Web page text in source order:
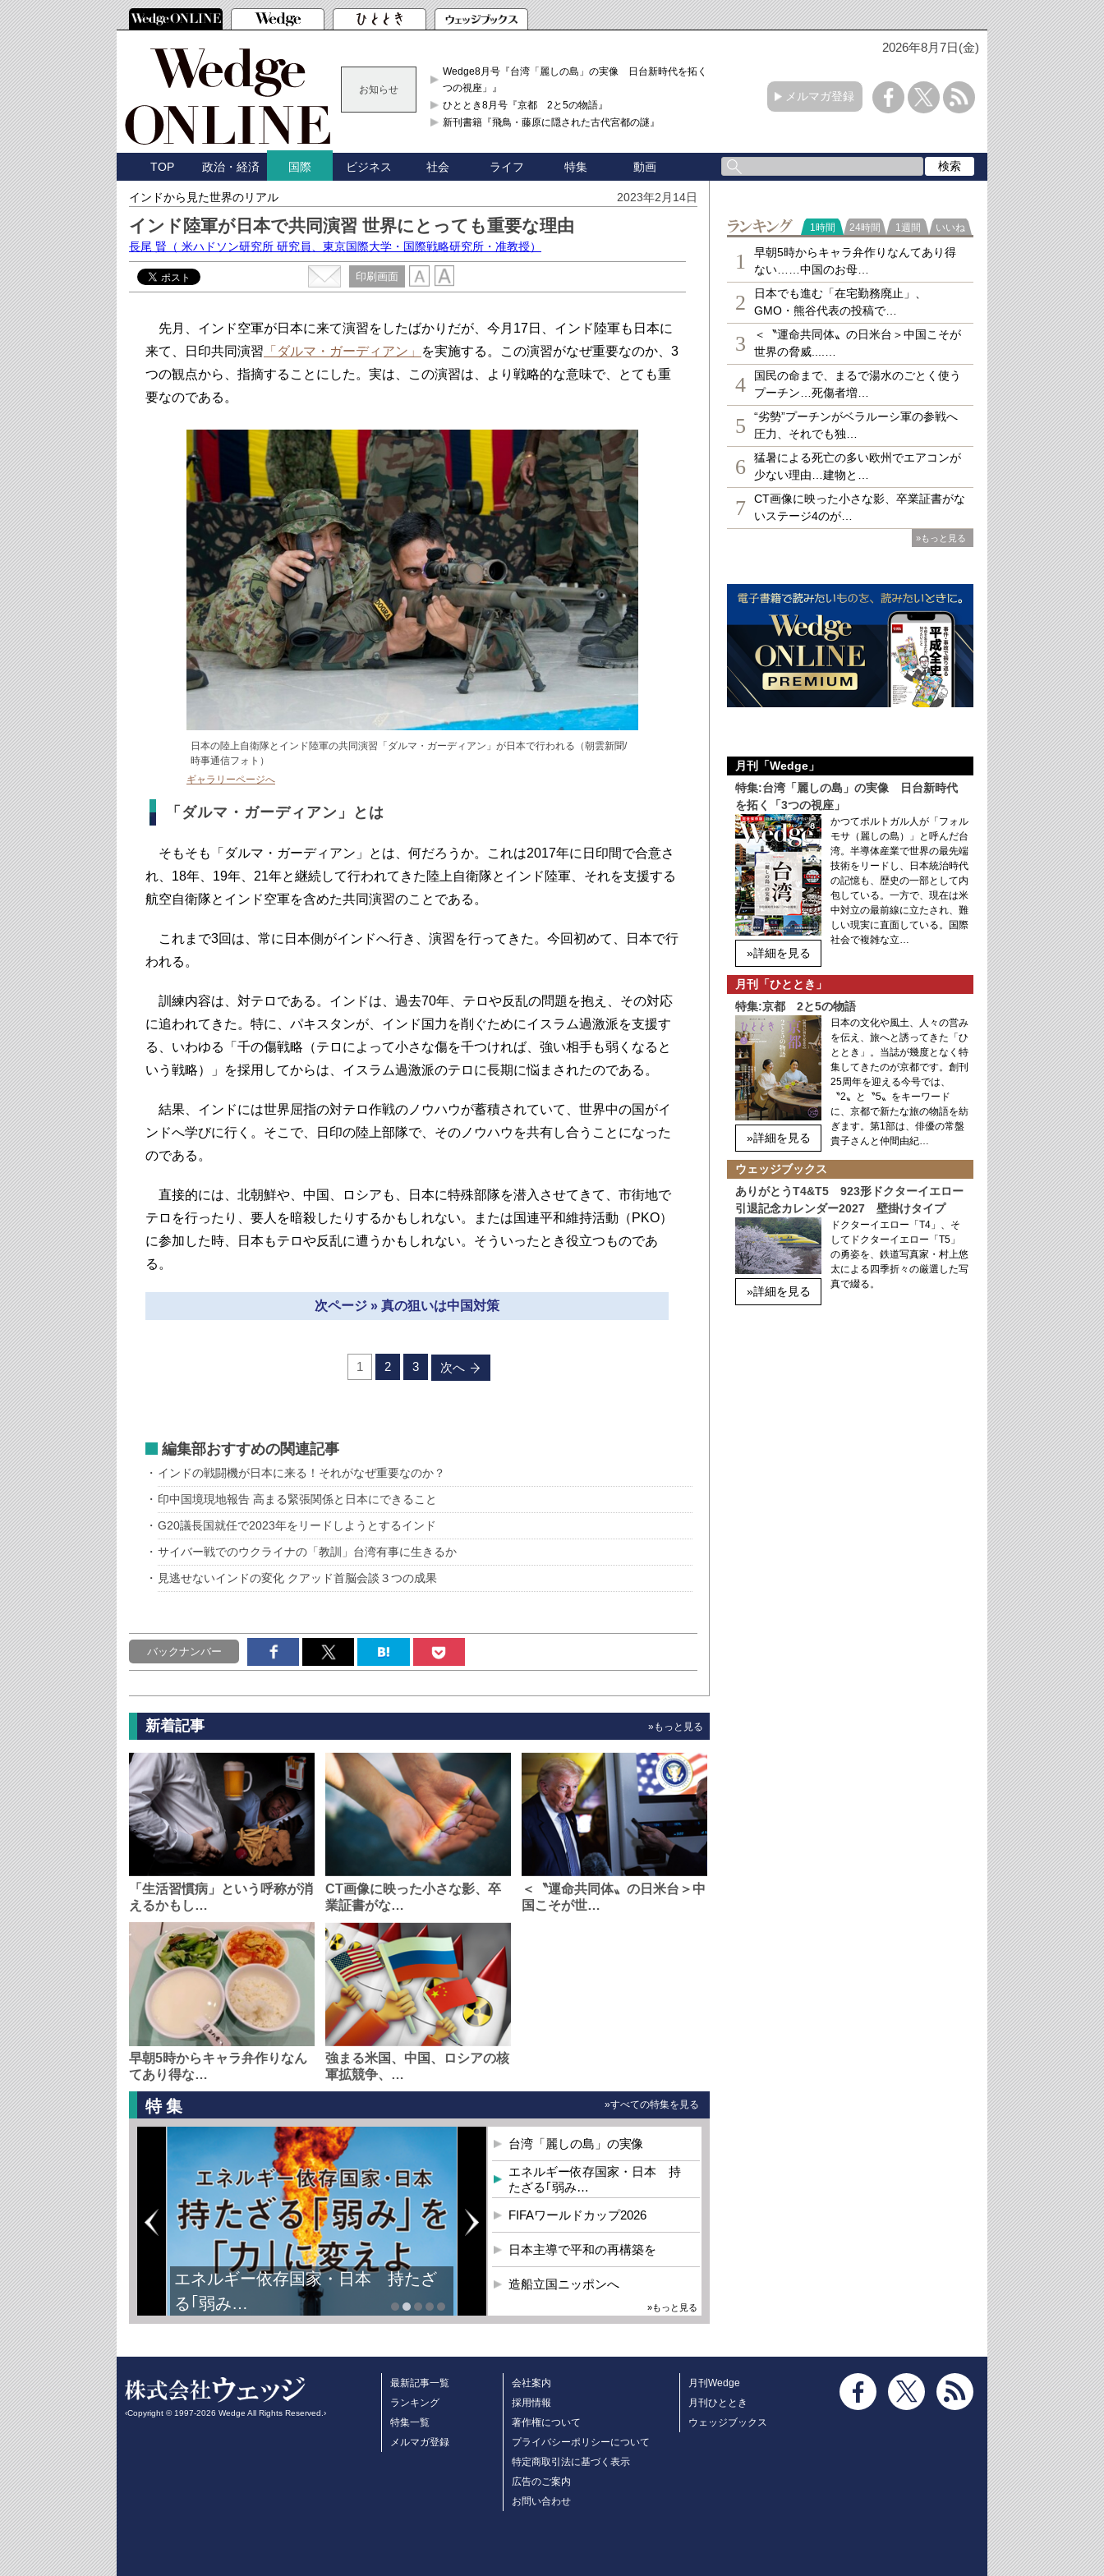
2026年8月7日(金)
お知らせ
Wedge8月号『台湾「麗しの島」の実像 日台新時代を拓く「3
つの視座」』
ひととき8月号『京都 2と5の物語』
新刊書籍『飛鳥・藤原に隠された古代宮都の謎』
メルマガ登録
TOP 政治・経済 国際 ビジネス 社会 ライフ 特集 動画
インドから見た世界のリアル 2023年2月14日
インド陸軍が日本で共同演習 世界にとっても重要な理由
長尾 賢 （ 米ハドソン研究所 研究員、東京国際大学・国際戦略研究所・准教授）
印刷画面
先月、インド空軍が日本に来て演習をしたばかりだが、今月17日、インド陸軍も日本に
来て、日印共同演習 「ダルマ・ガーディアン」
を実施する。この演習がなぜ重要なのか、3
つの観点から、指摘することにした。実は、この演習は、より戦略的な意味で、とても重
要なのである。
日本の陸上自衛隊とインド陸軍の共同演習「ダルマ・ガーディアン」が日本で行われる（朝雲新聞/
時事通信フォト）
ギャラリーページへ
「ダルマ・ガーディアン」とは
そもそも「ダルマ・ガーディアン」とは、何だろうか。これは2017年に日印間で合意さ
れ、18年、19年、21年と継続して行われてきた陸上自衛隊とインド陸軍、それを支援する
航空自衛隊とインド空軍を含めた共同演習のことである。
これまで3回は、常に日本側がインドへ行き、演習を行ってきた。今回初めて、日本で行
われる。
訓練内容は、対テロである。インドは、過去70年、テロや反乱の問題を抱え、その対応
に追われてきた。特に、パキスタンが、インド国力を削ぐためにイスラム過激派を支援す
る、いわゆる「千の傷戦略（テロによって小さな傷を千つければ、強い相手も弱くなると
いう戦略）」を採用してからは、イスラム過激派のテロに長期に悩まされたのである。
結果、インドには世界屈指の対テロ作戦のノウハウが蓄積されていて、世界中の国がイ
ンドへ学びに行く。そこで、日印の陸上部隊で、そのノウハウを共有し合うことになった
のである。
直接的には、北朝鮮や、中国、ロシアも、日本に特殊部隊を潜入させてきて、市街地で
テロを行ったり、要人を暗殺したりするかもしれない。または国連平和維持活動（PKO）
に参加した時、日本もテロや反乱に遭うかもしれない。そういったとき役立つものであ
る。
次ページ » 真の狙いは中国対策
1 2 3 次へ
編集部おすすめの関連記事
インドの戦闘機が日本に来る！それがなぜ重要なのか？
印中国境現地報告 高まる緊張関係と日本にできること
G20議長国就任で2023年をリードしようとするインド
サイバー戦でのウクライナの「教訓」台湾有事に生きるか
見逃せないインドの変化 クアッド首脳会談３つの成果
バックナンバー
新着記事 »もっと見る
「生活習慣病」という呼称が消
えるかもし…
CT画像に映った小さな影、卒
業証書がな…
＜〝運命共同体〟の日米台＞中
国こそが世…
早朝5時からキャラ弁作りなん
てあり得な…
強まる米国、中国、ロシアの核
軍拡競争、…
特集 »すべての特集を見る
エネルギー依存国家・日本 持たざ
る｢弱み…
台湾「麗しの島」の実像
エネルギー依存国家・日本 持
たざる｢弱み…
FIFAワールドカップ2026
日本主導で平和の再構築を
造船立国ニッポンへ
»もっと見る
ランキング
1時間 24時間 1週間 いいね
1
早朝5時からキャラ弁作りなんてあり得
ない……中国のお母…
2
日本でも進む「在宅勤務廃止」、
GMO・熊谷代表の投稿で…
3
＜〝運命共同体〟の日米台＞中国こそが
世界の脅威....…
4
国民の命まで、まるで湯水のごとく使う
プーチン…死傷者増…
5
“劣勢”プーチンがベラルーシ軍の参戦へ
圧力、それでも独…
6
猛暑による死亡の多い欧州でエアコンが
少ない理由…建物と…
7
CT画像に映った小さな影、卒業証書がな
いステージ4のが…
»もっと見る
月刊「Wedge」
特集:台湾「麗しの島」の実像 日台新時代
を拓く「3つの視座」
»詳細を見る
かつてポルトガル人が「フォル
モサ（麗しの島）」と呼んだ台
湾。半導体産業で世界の最先端
技術をリードし、日本統治時代
の記憶も、歴史の一部として内
包している。一方で、現在は米
中対立の最前線に立たされ、難
しい現実に直面している。国際
社会で複雑な立…
月刊「ひととき」
特集:京都 2と5の物語
»詳細を見る
日本の文化や風土、人々の営み
を伝え、旅へと誘ってきた「ひ
ととき」。当誌が幾度となく特
集してきたのが京都です。創刊
25周年を迎える今号では、
〝2〟と〝5〟をキーワード
に、京都で新たな旅の物語を紡
ぎます。第1部は、俳優の常盤
貴子さんと仲間由紀…
ウェッジブックス
ありがとうT4&T5 923形ドクターイエロー
引退記念カレンダー2027 壁掛けタイプ
»詳細を見る
ドクターイエロー「T4」、そ
してドクターイエロー「T5」
の勇姿を、鉄道写真家・村上悠
太による四季折々の厳選した写
真で綴る。
‹Copyright © 1997-2026 Wedge All Rights Reserved.›
最新記事一覧
ランキング
特集一覧
メルマガ登録
会社案内
採用情報
著作権について
プライバシーポリシーについて
特定商取引法に基づく表示
広告のご案内
お問い合わせ
月刊Wedge
月刊ひととき
ウェッジブックス